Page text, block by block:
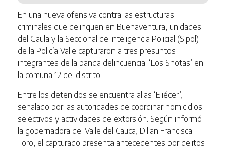
En una nueva ofensiva contra las estructuras
criminales que delinquen en Buenaventura, unidades
del Gaula y la Seccional de Inteligencia Policial (Sipol)
de la Policía Valle capturaron a tres presuntos
integrantes de la banda delincuencial ‘Los Shotas’ en
la comuna 12 del distrito.
Entre los detenidos se encuentra alias ‘Eliécer’,
señalado por las autoridades de coordinar homicidios
selectivos y actividades de extorsión. Según informó
la gobernadora del Valle del Cauca, Dilian Francisca
Toro , el capturado presenta antecedentes por delitos